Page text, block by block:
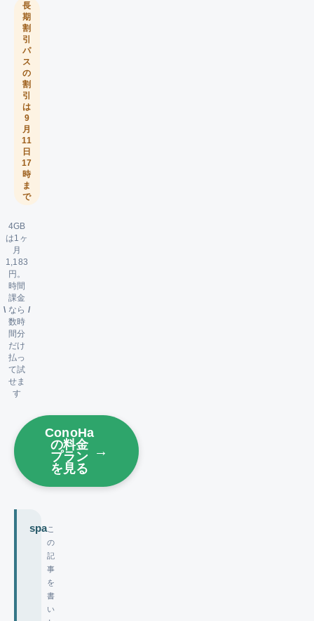
長
期
割
引
パ
ス
の
割
引
は
9
月
11
日
17
時
ま
で
\
4GB
は1ヶ
月
1,183
円。
時間
課金
なら
数時
間分
だけ
払っ
て試
せま
す
/
ConoHa
の料金
プラン
を見る
→
spaこ
の
記
事
を
書
い